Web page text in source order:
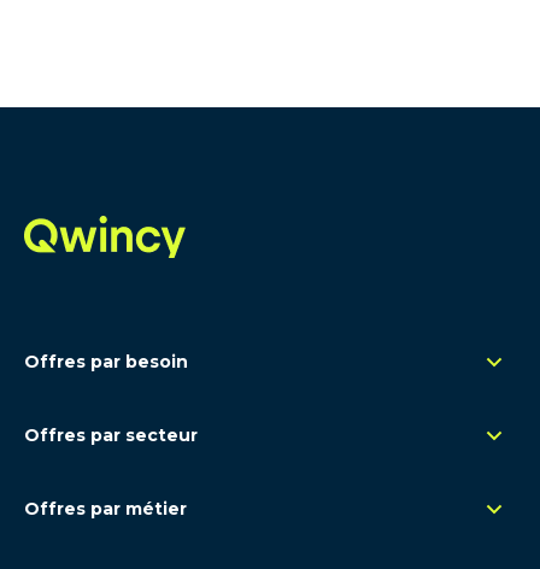
Offres par besoin
Renfort opérationnel
Offres par secteur
Santé - Pharma
Offres par métier